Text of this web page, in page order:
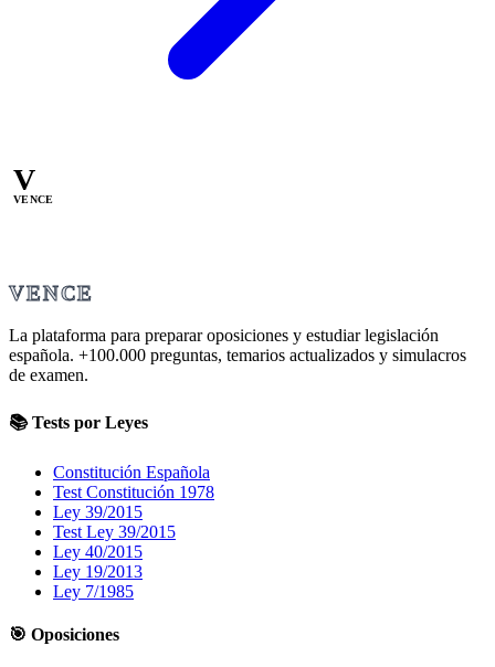
V
VENCE
VENCE
La plataforma para preparar oposiciones y estudiar legislación
española. +100.000 preguntas, temarios actualizados y simulacros
de examen.
📚 Tests por Leyes
Constitución Española
Test Constitución 1978
Ley 39/2015
Test Ley 39/2015
Ley 40/2015
Ley 19/2013
Ley 7/1985
🎯 Oposiciones